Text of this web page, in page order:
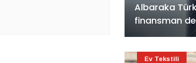
Albaraka
finansman
Ev Tekstili